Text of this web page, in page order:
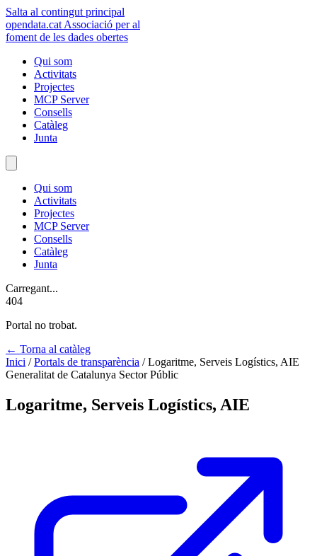
Salta al contingut principal
opendata.cat Associació per al
foment de les dades obertes
Qui som
Activitats
Projectes
MCP Server
Consells
Catàleg
Junta
Qui som
Activitats
Projectes
MCP Server
Consells
Catàleg
Junta
Carregant...
404
Portal no trobat.
← Torna al catàleg
Inici / Portals de transparència / Logaritme, Serveis Logístics, AIE
Generalitat de Catalunya Sector Públic
Logaritme, Serveis Logístics, AIE